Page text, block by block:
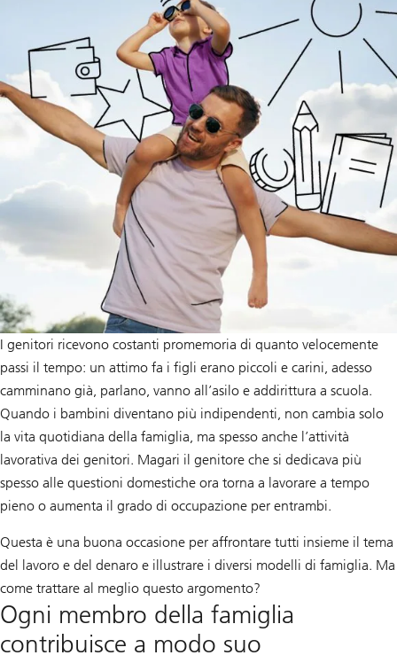
I genitori ricevono costanti promemoria di quanto velocemente
passi il tempo: un attimo fa i figli erano piccoli e carini, adesso
camminano già, parlano, vanno all’asilo e addirittura a scuola.
Quando i bambini diventano più indipendenti, non cambia solo
la vita quotidiana della famiglia, ma spesso anche l’attività
lavorativa dei genitori. Magari il genitore che si dedicava più
spesso alle questioni domestiche ora torna a lavorare a tempo
pieno o aumenta il grado di occupazione per entrambi.
Questa è una buona occasione per affrontare tutti insieme il tema
del lavoro e del denaro e illustrare i diversi modelli di famiglia. Ma
come trattare al meglio questo argomento?
Ogni membro della famiglia
contribuisce a modo suo